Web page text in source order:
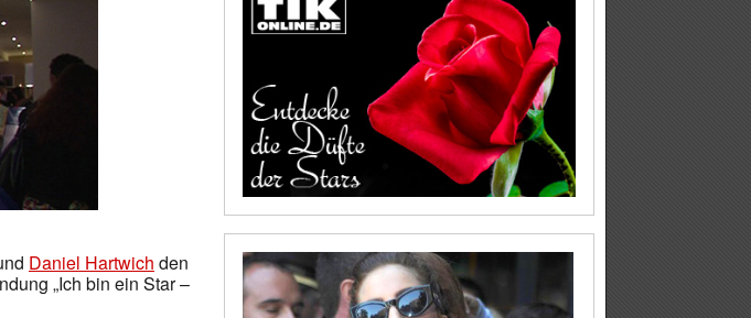
Daniel Hartwich den
„Ich bin ein Star –